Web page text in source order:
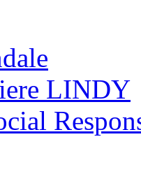
LINDY